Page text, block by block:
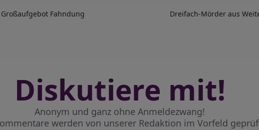
Fahndung
Dreifach-Mörder aus
Diskutiere mit!
Anonym und ganz ohne Anmeldezwang!
werden von unserer Redaktion im Vorfeld